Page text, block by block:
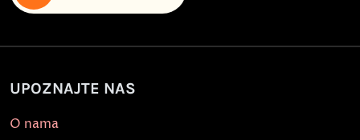
UPOZNAJTE NAS
O nama